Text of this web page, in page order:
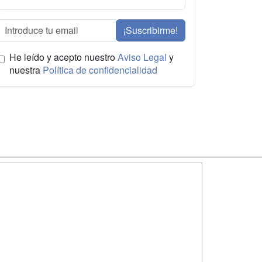
¡Suscribirme!
He leído y acepto nuestroAviso Legal y
nuestra Política de confidencialidad